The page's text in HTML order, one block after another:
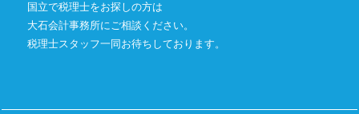
国立で税理士をお探しの方は
大石会計事務所にご相談ください。
税理士スタッフ一同お待ちしております。